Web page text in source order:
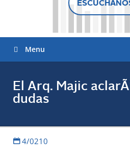
Menu
El Arq. Majic
dudas
4/0210